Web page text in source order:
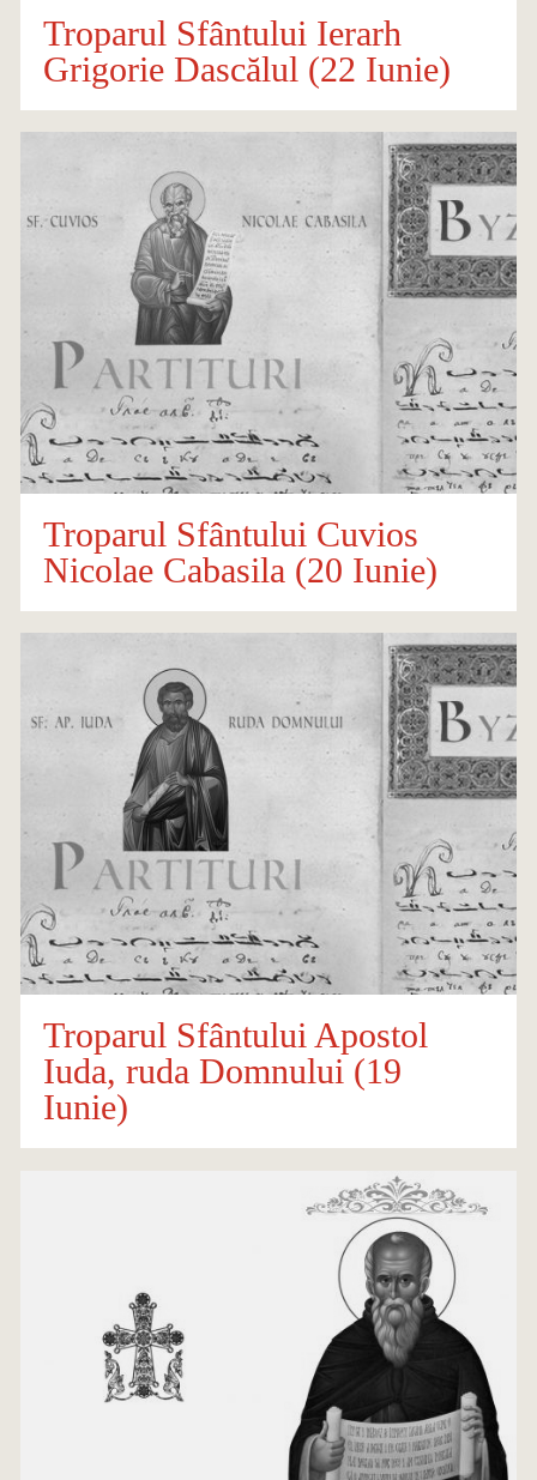
Troparul Sfântului Ierarh
Grigorie Dascălul (22 Iunie)
Troparul Sfântului Cuvios
Nicolae Cabasila (20 Iunie)
Troparul Sfântului Apostol
Iuda, ruda Domnului (19
Iunie)